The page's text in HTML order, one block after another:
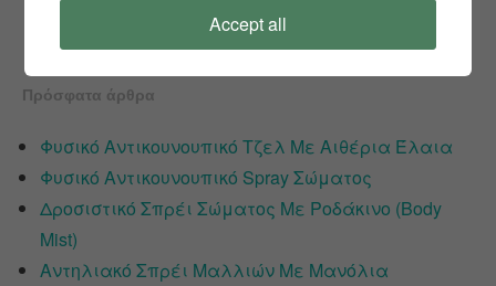
Πρόσφατα άρθρα
Φυσικό Αντικουνουπικό Τζελ Με Αιθέρια Έλαια
Φυσικό Αντικουνουπικό Spray Σώματος
Δροσιστικό Σπρέι Σώματος Με Ροδάκινο (Body
Mist)
Αντηλιακό Σπρέι Μαλλιών Με Μανόλια
Accept all